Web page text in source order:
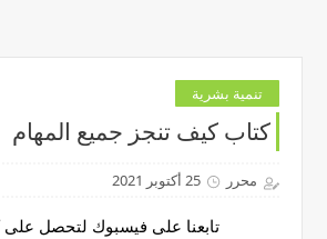
تنمية بشرية
كتاب كيف تنجز جميع المهام
محرر 25 أكتوبر 2021
تابعنا على فيسبوك لتحصل